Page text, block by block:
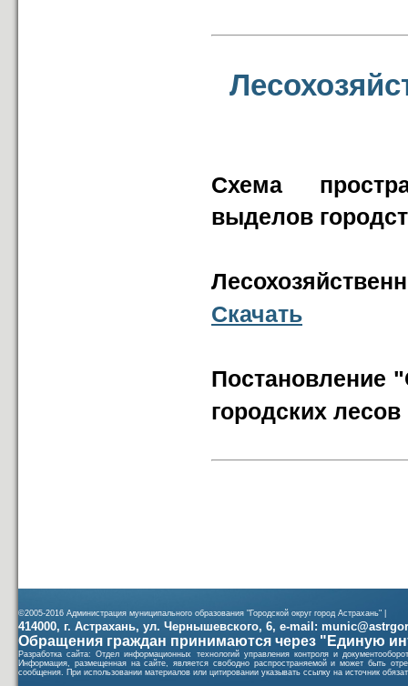
Схема
выделов
Скачать
Постановление
городских
©2005-2016 Администрация муниципального образования "Городской округ город Астрахань" |
414000, г. Астрахань, ул. Чернышевского, 6, e-mail:
Обращения граждан принимаются через "Единую
Разработка сайта: Отдел информационных технологий управления контроля и
Информация, размещенная на сайте, является свободно распространяемой и может быть
сообщения. При использовании материалов или цитировании указывать ссылку на источник